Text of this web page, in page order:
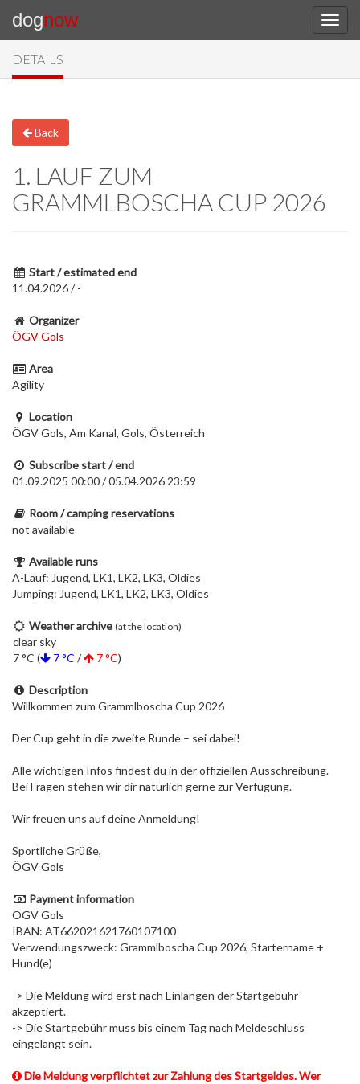
dognow
DETAILS
Back
1. LAUF ZUM
GRAMMLBOSCHA CUP 2026
Start / estimated end
11.04.2026 / -
Organizer
ÖGV Gols
Area
Agility
Location
ÖGV Gols, Am Kanal, Gols, Österreich
Subscribe start / end
01.09.2025 00:00 / 05.04.2026 23:59
Room / camping reservations
not available
Available runs
A-Lauf: Jugend, LK1, LK2, LK3, Oldies
Jumping: Jugend, LK1, LK2, LK3, Oldies
Weather archive (at the location)
clear sky
7 °C (
7 °C / 7 °C)
Description
Willkommen zum Grammlboscha Cup 2026
Der Cup geht in die zweite Runde – sei dabei!
Alle wichtigen Infos findest du in der offiziellen Ausschreibung.
Bei Fragen stehen wir dir natürlich gerne zur Verfügung.
Wir freuen uns auf deine Anmeldung!
Sportliche Grüße,
ÖGV Gols
Payment information
ÖGV Gols
IBAN: AT662021621760107100
Verwendungszweck: Grammlboscha Cup 2026, Startername +
Hund(e)
-> Die Meldung wird erst nach Einlangen der Startgebühr
akzeptiert.
-> Die Startgebühr muss bis einem Tag nach Meldeschluss
eingelangt sein.
Die Meldung verpflichtet zur Zahlung des Startgeldes. Wer